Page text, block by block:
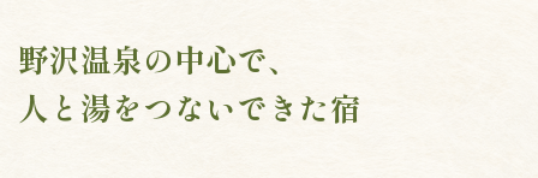
野沢温泉の中心で、
人と湯をつないできた宿